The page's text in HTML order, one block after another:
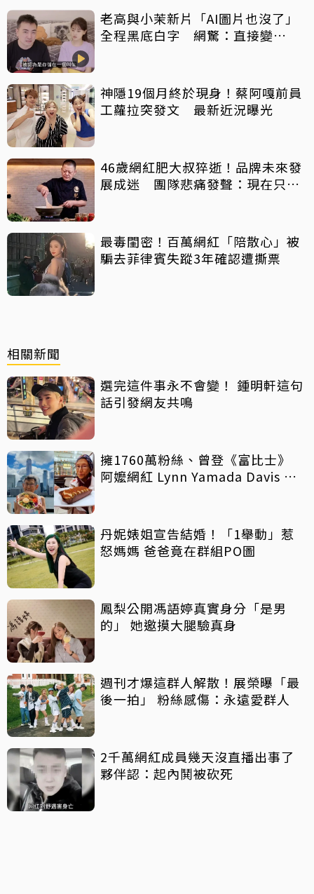
老高與小茉新片「AI圖片也沒了」
全程黑底白字 網驚：直接變
神隱19個月終於現身！蔡阿嘎前員
工蘿拉突發文 最新近況曝光
46歲網紅肥大叔猝逝！品牌未來發
展成迷 團隊悲痛發聲：現在只想
最毒閨密！百萬網紅「陪散心」被
騙去菲律賓失蹤3年確認遭撕票
相關新聞
選完這件事永不會變！ 鍾明軒這句
話引發網友共鳴
擁1760萬粉絲、曾登《富比士》
阿嬤網紅 Lynn Yamada Davis 驚
丹妮婊姐宣告結婚！「1舉動」惹
怒媽媽 爸爸竟在群組PO圖
鳳梨公開馮語婷真實身分「是男
的」 她邀摸大腿驗真身
週刊才爆這群人解散！展榮曝「最
後一拍」 粉絲感傷：永遠愛群人
2千萬網紅成員幾天沒直播出事了
夥伴認：起內鬨被砍死